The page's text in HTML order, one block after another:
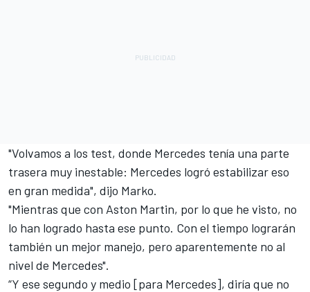
"Volvamos a los test, donde Mercedes tenía una parte
trasera muy inestable: Mercedes logró estabilizar eso
en gran medida", dijo Marko.
"Mientras que con Aston Martin, por lo que he visto, no
lo han logrado hasta ese punto. Con el tiempo lograrán
también un mejor manejo, pero aparentemente no al
nivel de Mercedes".
“Y ese segundo y medio [para Mercedes], diría que no